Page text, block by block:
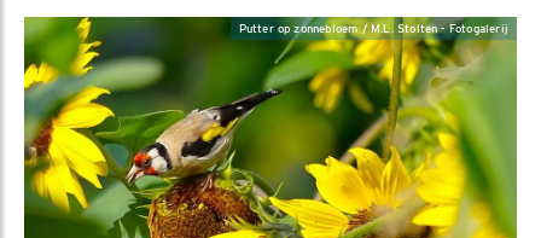
Putter op zonnebloem / M.L. Stolten - Fotogalerij